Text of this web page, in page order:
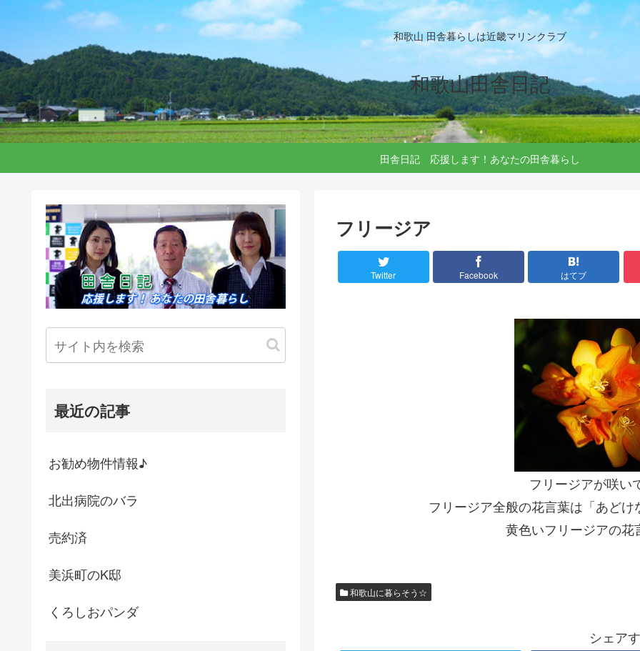
和歌山 田舎暮らしは近畿マリンクラブ
和歌山田舎日記
田舎日記 応援します！あなたの田舎暮らし
フリージア
Twitter Facebook はてブ
フリージアが咲い
フリージア全般の花言葉は「あどけ
黄色いフリージアの花
和歌山に暮らそう☆
シェア
最近の記事
お勧め物件情報♪
北出病院のバラ
売約済
美浜町のK邸
くろしおパンダ